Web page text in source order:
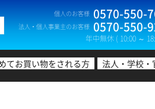
個人のお客様 0570-550-
法人・個人事業主のお客様 0570-550-
年中無休 ( 10:00 ～
てお買い物をされる方 法人・学校